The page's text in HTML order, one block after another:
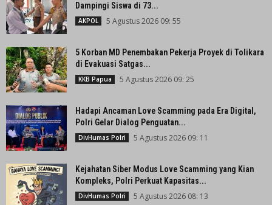
Dampingi Siswa di 73...
AKPOL 5 Agustus 2026 09: 55
5 Korban MD Penembakan Pekerja Proyek di Tolikara
di Evakuasi Satgas...
KKB Papua 5 Agustus 2026 09: 25
Hadapi Ancaman Love Scamming pada Era Digital,
Polri Gelar Dialog Penguatan...
DivHumas Polri 5 Agustus 2026 09: 11
Kejahatan Siber Modus Love Scamming yang Kian
Kompleks, Polri Perkuat Kapasitas...
DivHumas Polri 5 Agustus 2026 08: 13